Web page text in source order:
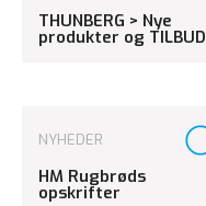
THUNBERG > Nye
produkter og TILBUD
NYHEDER
HM Rugbrøds
opskrifter